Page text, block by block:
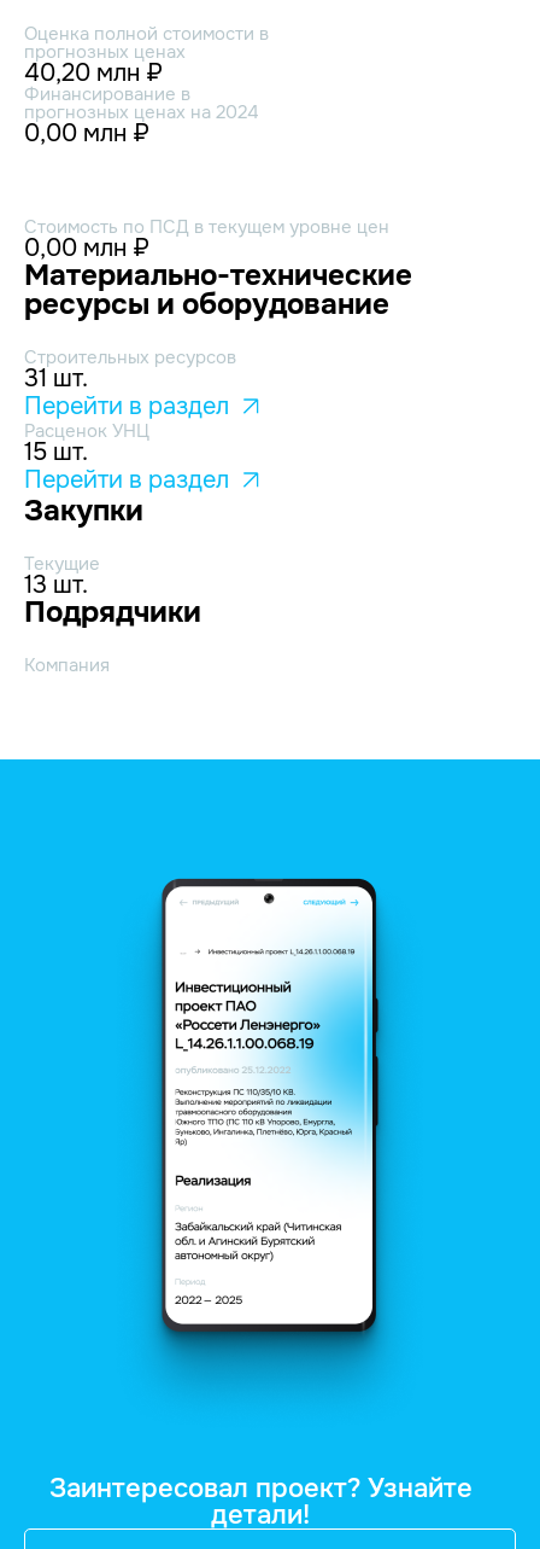
Оценка полной стоимости в
прогнозных ценах
40,20 млн ₽
Финансирование в
прогнозных ценах на 2024
0,00 млн ₽
Стоимость по ПСД в текущем уровне цен
0,00 млн ₽
Материально-технические
ресурсы и оборудование
Строительных ресурсов
31 шт.
Перейти в раздел
Расценок УНЦ
15 шт.
Перейти в раздел
Закупки
Текущие
13 шт.
Подрядчики
Компания
Заинтересовал проект? Узнайте
детали!